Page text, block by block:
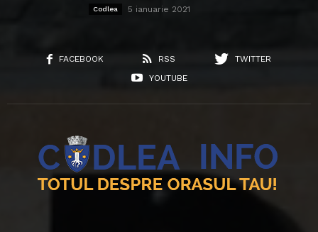
Codlea 5 ianuarie 2021
FACEBOOK RSS
TWITTER
YOUTUBE